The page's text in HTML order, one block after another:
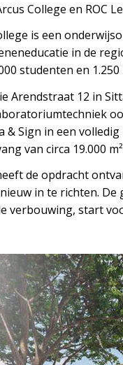
College en ROC
is een
in de
studenten en
Arendstraat 12 in
& Sign in een
van circa 19.000
de opdracht
in te richten. De
verbouwing, start